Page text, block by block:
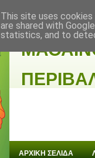
ΑΡΧΙΚΗ ΣΕΛΙΔΑ
This site uses
are shared with
statistics, and to